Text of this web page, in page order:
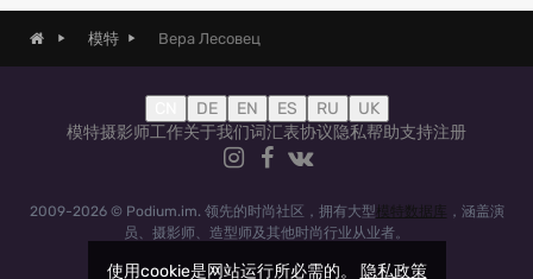
模特 Вера Лесовец
DE EN ES RU
UK
模特摄影师工作关于我们词汇表协议隐私帮助支持注册
2009-2026 © Podium.im. 领先的时尚社区，拥有大型模特数据库
，涵盖演
员、摄影师、造型师及其他时尚行业从业者。
使用cookie是网站运行所必需的。 隐私政策